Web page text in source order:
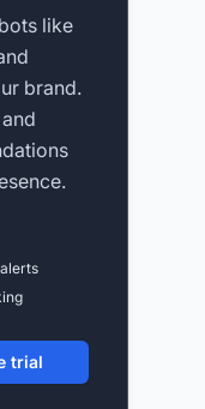
like
brand.
trial